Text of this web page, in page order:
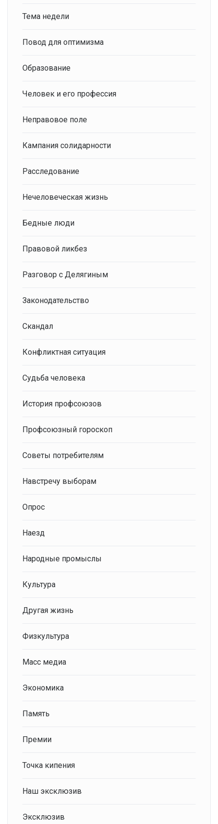
Тема недели
Повод для оптимизма
Образование
Человек и его профессия
Неправовое поле
Кампания солидарности
Расследование
Нечеловеческая жизнь
Бедные люди
Правовой ликбез
Разговор с Делягиным
Законодательство
Скандал
Конфликтная ситуация
Судьба человека
История профсоюзов
Профсоюзный гороскоп
Советы потребителям
Навстречу выборам
Опрос
Наезд
Народные промыслы
Культура
Другая жизнь
Физкультура
Масс медиа
Экономика
Память
Премии
Точка кипения
Наш эксклюзив
Эксклюзив